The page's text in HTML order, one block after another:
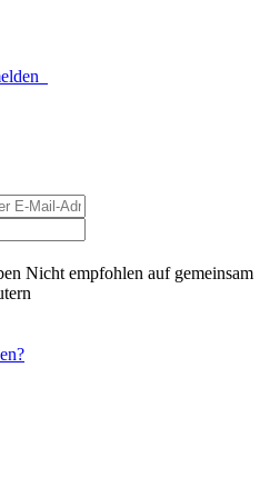
Nicht empfohlen auf gemeinsam